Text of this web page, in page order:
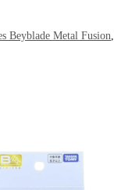
Beyblade Metal Fusion,